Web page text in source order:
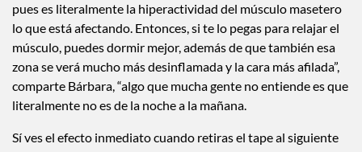
pues es literalmente la hiperactividad del músculo masetero
lo que está afectando. Entonces, si te lo pegas para relajar el
músculo, puedes dormir mejor, además de que también esa
zona se verá mucho más desinflamada y la cara más afilada”,
comparte Bárbara, “algo que mucha gente no entiende es que
literalmente no es de la noche a la mañana.
Sí ves el efecto inmediato cuando retiras el tape al siguiente